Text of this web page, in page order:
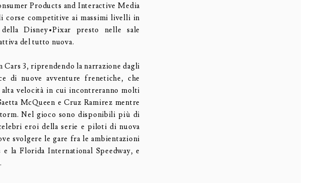
Products and Interactive Media
corse competitive ai massimi livelli in
Disney•Pixar presto nelle sale
del tutto nuova.
3, riprendendo la narrazione dagli
di nuove avventure frenetiche, che
alta velocità in cui incontreranno molti
McQueen e Cruz Ramirez mentre
Nel gioco sono disponibili più di
eroi della serie e piloti di nuova
svolgere le gare fra le ambientazioni
la Florida International Speedway, e